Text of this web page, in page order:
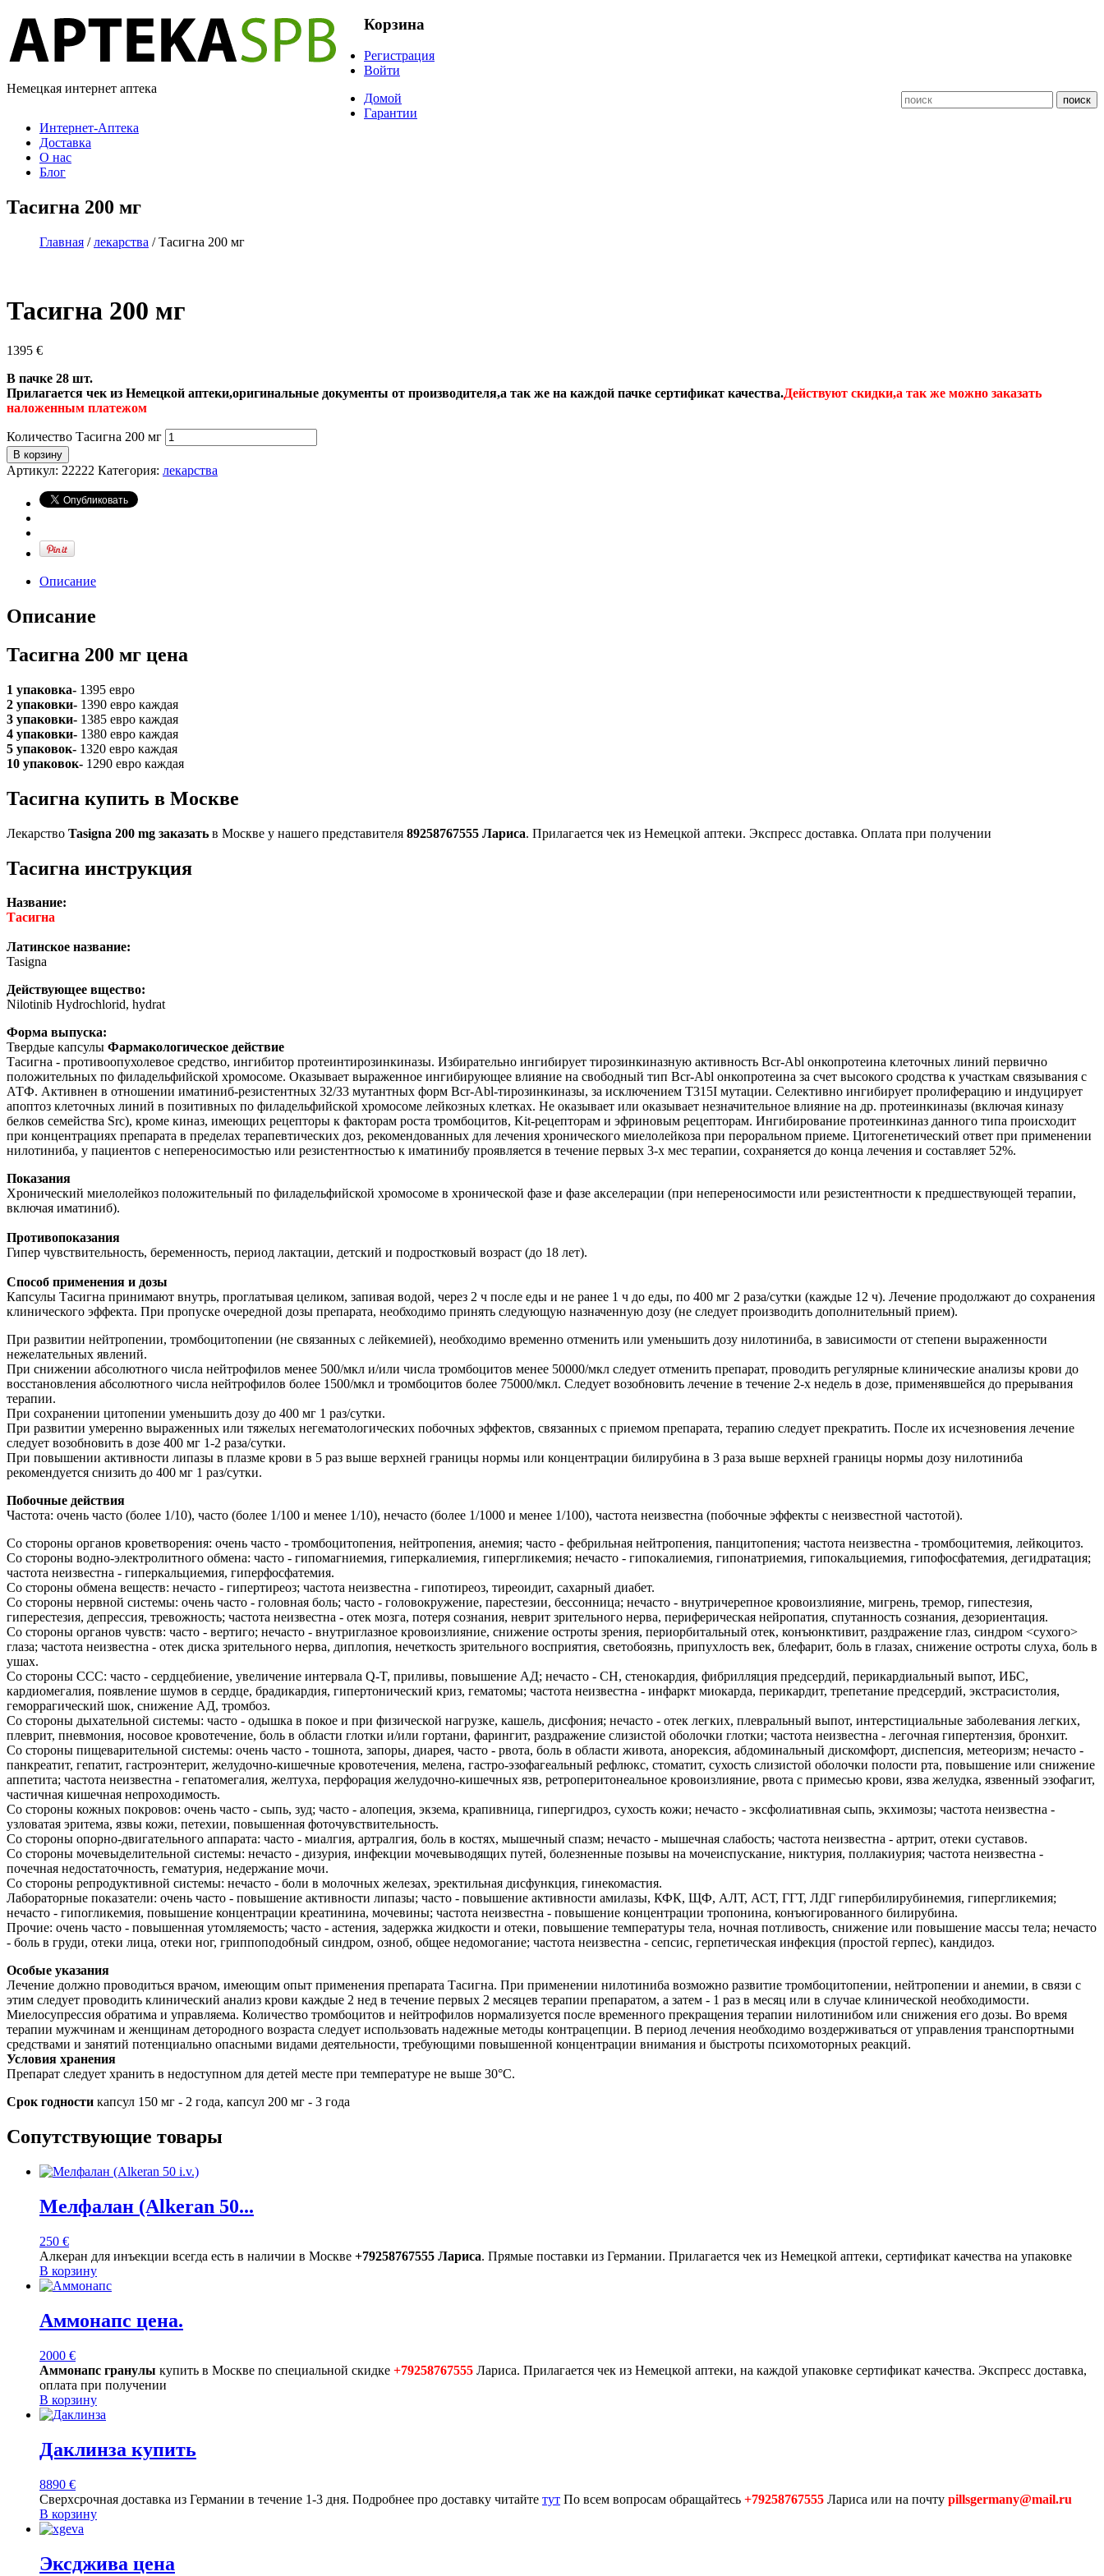
Немецкая интернет аптека
Корзина
Регистрация
Войти
Домой
Гарантии
Интернет-Аптека
Доставка
О нас
Блог
Тасигна 200 мг
Главная /лекарства / Тасигна 200 мг
Тасигна 200 мг
1395 €
В пачке 28 шт.
Прилагается чек из Немецкой аптеки,оригинальные документы от производителя,а так же на каждой пачке сертификат качества.Действуют скидки,а так же можно заказать
наложенным платежом
Количество Тасигна 200 мг
В корзину
Артикул: 22222 Категория: лекарства
Описание
Описание
Тасигна 200 мг цена
1 упаковка- 1395 евро
2 упаковки- 1390 евро каждая
3 упаковки- 1385 евро каждая
4 упаковки- 1380 евро каждая
5 упаковок- 1320 евро каждая
10 упаковок- 1290 евро каждая
Тасигна купить в Москве
Лекарство Tasigna 200 mg заказать в Москве у нашего представителя 89258767555 Лариса. Прилагается чек из Немецкой аптеки. Экспресс доставка. Оплата при получении
Тасигна инструкция
Название:
Тасигна
Латинское название:
Tasigna
Действующее вщество:
Nilotinib Hydrochlorid, hydrat
Форма выпуска:
Твердые капсулы Фармакологическое действие
Тасигна - противоопухолевое средство, ингибитор протеинтирозинкиназы. Избирательно ингибирует тирозинкиназную активность Bcr-Аbl онкопротеина клеточных линий первично
положительных по филадельфийской хромосоме. Оказывает выраженное ингибирующее влияние на свободный тип Всr-Аbl онкопротеина за счет высокого сродства к участкам связывания с
АТФ. Активнен в отношении иматиниб-резистентных 32/33 мутантных форм Bcr-Аbl-тирозинкиназы, за исключением T315I мутации. Селективно ингибирует пролиферацию и индуцирует
апоптоз клеточных линий в позитивных по филадельфийской хромосоме лейкозных клетках. Не оказывает или оказывает незначительное влияние на др. протеинкиназы (включая киназу
белков семейства Src), кроме киназ, имеющих рецепторы к факторам роста тромбоцитов, Kit-рецепторам и эфриновым рецепторам. Ингибирование протеинкиназ данного типа происходит
при концентрациях препарата в пределах терапевтических доз, рекомендованных для лечения хронического миелолейкоза при пероральном приеме. Цитогенетический ответ при применении
нилотиниба, у пациентов с непереносимостью или резистентностью к иматинибу проявляется в течение первых 3-х мес терапии, сохраняется до конца лечения и составляет 52%.
Показания
Хронический миелолейкоз положительный по филадельфийской хромосоме в хронической фазе и фазе акселерации (при непереносимости или резистентности к предшествующей терапии,
включая иматиниб).
Противопоказания
Гипер чувствительность, беременность, период лактации, детский и подростковый возраст (до 18 лет).
Способ применения и дозы
Капсулы Тасигна принимают внутрь, проглатывая целиком, запивая водой, через 2 ч после еды и не ранее 1 ч до еды, по 400 мг 2 раза/сутки (каждые 12 ч). Лечение продолжают до сохранения
клинического эффекта. При пропуске очередной дозы препарата, необходимо принять следующую назначенную дозу (не следует производить дополнительный прием).
При развитии нейтропении, тромбоцитопении (не связанных с лейкемией), необходимо временно отменить или уменьшить дозу нилотиниба, в зависимости от степени выраженности
нежелательных явлений.
При снижении абсолютного числа нейтрофилов менее 500/мкл и/или числа тромбоцитов менее 50000/мкл следует отменить препарат, проводить регулярные клинические анализы крови до
восстановления абсолютного числа нейтрофилов более 1500/мкл и тромбоцитов более 75000/мкл. Следует возобновить лечение в течение 2-х недель в дозе, применявшейся до прерывания
терапии.
При сохранении цитопении уменьшить дозу до 400 мг 1 раз/сутки.
При развитии умеренно выраженных или тяжелых негематологических побочных эффектов, связанных с приемом препарата, терапию следует прекратить. После их исчезновения лечение
следует возобновить в дозе 400 мг 1-2 раза/сутки.
При повышении активности липазы в плазме крови в 5 раз выше верхней границы нормы или концентрации билирубина в 3 раза выше верхней границы нормы дозу нилотиниба
рекомендуется снизить до 400 мг 1 раз/сутки.
Побочные действия
Частота: очень часто (более 1/10), часто (более 1/100 и менее 1/10), нечасто (более 1/1000 и менее 1/100), частота неизвестна (побочные эффекты с неизвестной частотой).
Со стороны органов кроветворения: очень часто - тромбоцитопения, нейтропения, анемия; часто - фебрильная нейтропения, панцитопения; частота неизвестна - тромбоцитемия, лейкоцитоз.
Со стороны водно-электролитного обмена: часто - гипомагниемия, гиперкалиемия, гипергликемия; нечасто - гипокалиемия, гипонатриемия, гипокальциемия, гипофосфатемия, дегидратация;
частота неизвестна - гиперкальциемия, гиперфосфатемия.
Со стороны обмена веществ: нечасто - гипертиреоз; частота неизвестна - гипотиреоз, тиреоидит, сахарный диабет.
Со стороны нервной системы: очень часто - головная боль; часто - головокружение, парестезии, бессонница; нечасто - внутричерепное кровоизлияние, мигрень, тремор, гипестезия,
гиперестезия, депрессия, тревожность; частота неизвестна - отек мозга, потеря сознания, неврит зрительного нерва, периферическая нейропатия, спутанность сознания, дезориентация.
Со стороны органов чувств: часто - вертиго; нечасто - внутриглазное кровоизлияние, снижение остроты зрения, периорбитальный отек, конъюнктивит, раздражение глаз, синдром <сухого>
глаза; частота неизвестна - отек диска зрительного нерва, диплопия, нечеткость зрительного восприятия, светобоязнь, припухлость век, блефарит, боль в глазах, снижение остроты слуха, боль в
ушах.
Со стороны ССС: часто - сердцебиение, увеличение интервала Q-T, приливы, повышение АД; нечасто - СН, стенокардия, фибрилляция предсердий, перикардиальный выпот, ИБС,
кардиомегалия, появление шумов в сердце, брадикардия, гипертонический криз, гематомы; частота неизвестна - инфаркт миокарда, перикардит, трепетание предсердий, экстрасистолия,
геморрагический шок, снижение АД, тромбоз.
Со стороны дыхательной системы: часто - одышка в покое и при физической нагрузке, кашель, дисфония; нечасто - отек легких, плевральный выпот, интерстициальные заболевания легких,
плеврит, пневмония, носовое кровотечение, боль в области глотки и/или гортани, фарингит, раздражение слизистой оболочки глотки; частота неизвестна - легочная гипертензия, бронхит.
Со стороны пищеварительной системы: очень часто - тошнота, запоры, диарея, часто - рвота, боль в области живота, анорексия, абдоминальный дискомфорт, диспепсия, метеоризм; нечасто -
панкреатит, гепатит, гастроэнтерит, желудочно-кишечные кровотечения, мелена, гастро-эзофагеальный рефлюкс, стоматит, сухость слизистой оболочки полости рта, повышение или снижение
аппетита; частота неизвестна - гепатомегалия, желтуха, перфорация желудочно-кишечных язв, ретроперитонеальное кровоизлияние, рвота с примесью крови, язва желудка, язвенный эзофагит,
частичная кишечная непроходимость.
Со стороны кожных покровов: очень часто - сыпь, зуд; часто - алопеция, экзема, крапивница, гипергидроз, сухость кожи; нечасто - эксфолиативная сыпь, экхимозы; частота неизвестна -
узловатая эритема, язвы кожи, петехии, повышенная фоточувствительность.
Со стороны опорно-двигательного аппарата: часто - миалгия, артралгия, боль в костях, мышечный спазм; нечасто - мышечная слабость; частота неизвестна - артрит, отеки суставов.
Со стороны мочевыделительной системы: нечасто - дизурия, инфекции мочевыводящих путей, болезненные позывы на мочеиспускание, никтурия, поллакиурия; частота неизвестна -
почечная недостаточность, гематурия, недержание мочи.
Со стороны репродуктивной системы: нечасто - боли в молочных железах, эректильная дисфункция, гинекомастия.
Лабораторные показатели: очень часто - повышение активности липазы; часто - повышение активности амилазы, КФК, ЩФ, АЛТ, АСТ, ГГТ, ЛДГ гипербилирубинемия, гипергликемия;
нечасто - гипогликемия, повышение концентрации креатинина, мочевины; частота неизвестна - повышение концентрации тропонина, конъюгированного билирубина.
Прочие: очень часто - повышенная утомляемость; часто - астения, задержка жидкости и отеки, повышение температуры тела, ночная потливость, снижение или повышение массы тела; нечасто
- боль в груди, отеки лица, отеки ног, гриппоподобный синдром, озноб, общее недомогание; частота неизвестна - сепсис, герпетическая инфекция (простой герпес), кандидоз.
Особые указания
Лечение должно проводиться врачом, имеющим опыт применения препарата Тасигна. При применении нилотиниба возможно развитие тромбоцитопении, нейтропении и анемии, в связи с
этим следует проводить клинический анализ крови каждые 2 нед в течение первых 2 месяцев терапии препаратом, а затем - 1 раз в месяц или в случае клинической необходимости.
Миелосупрессия обратима и управляема. Количество тромбоцитов и нейтрофилов нормализуется после временного прекращения терапии нилотинибом или снижения его дозы. Во время
терапии мужчинам и женщинам детородного возраста следует использовать надежные методы контрацепции. В период лечения необходимо воздерживаться от управления транспортными
средствами и занятий потенциально опасными видами деятельности, требующими повышенной концентрации внимания и быстроты психомоторных реакций.
Условия хранения
Препарат следует хранить в недоступном для детей месте при температуре не выше 30°C.
Срок годности капсул 150 мг - 2 года, капсул 200 мг - 3 года
Сопутствующие товары
Мелфалан (Alkeran 50...
250 €
Алкеран для инъекции всегда есть в наличии в Москве +79258767555 Лариса. Прямые поставки из Германии. Прилагается чек из Немецкой аптеки, сертификат качества на упаковке
В корзину
Аммонапс цена.
2000 €
Аммонапс гранулы купить в Москве по специальной скидке +79258767555 Лариса. Прилагается чек из Немецкой аптеки, на каждой упаковке сертификат качества. Экспресс доставка,
оплата при получении
В корзину
Даклинза купить
8890 €
Сверхсрочная доставка из Германии в течение 1-3 дня. Подробнее про доставку читайте тут По всем вопросам обращайтесь +79258767555 Лариса или на почту pillsgermany@mail.ru
В корзину
Эксджива цена